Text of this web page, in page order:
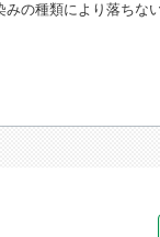
の種類により落ちな